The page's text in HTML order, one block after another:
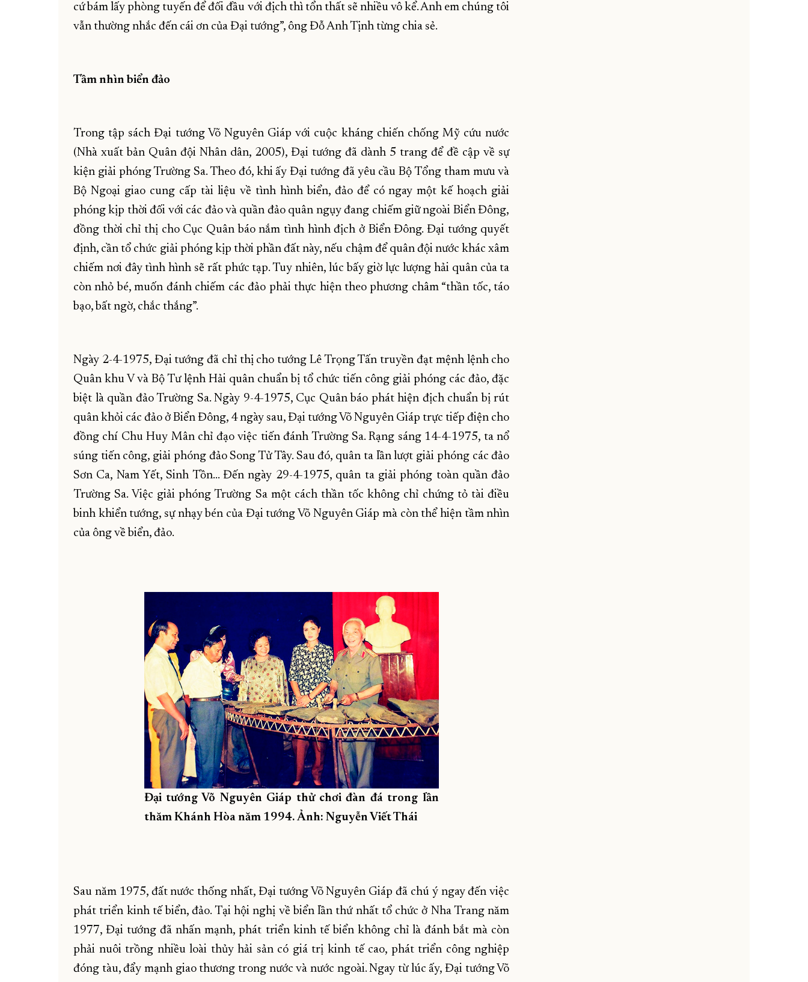
cứ bám lấy phòng tuyến để đối đầu với địch thì tổn thất sẽ nhiều vô kể. Anh em chúng tôi
vẫn thường nhắc đến cái ơn của Đại tướng”, ông Đỗ Anh Tịnh từng chia sẻ.
Tầm nhìn biển đảo
Trong tập sách Đại tướng Võ Nguyên Giáp với cuộc kháng chiến chống Mỹ cứu nước
(Nhà xuất bản Quân đội Nhân dân, 2005), Đại tướng đã dành 5 trang để đề cập về sự
kiện giải phóng Trường Sa. Theo đó, khi ấy Đại tướng đã yêu cầu Bộ Tổng tham mưu và
Bộ Ngoại giao cung cấp tài liệu về tình hình biển, đảo để có ngay một kế hoạch giải
phóng kịp thời đối với các đảo và quần đảo quân ngụy đang chiếm giữ ngoài Biển Đông,
đồng thời chỉ thị cho Cục Quân báo nắm tình hình địch ở Biển Đông. Đại tướng quyết
định, cần tổ chức giải phóng kịp thời phần đất này, nếu chậm để quân đội nước khác xâm
chiếm nơi đây tình hình sẽ rất phức tạp. Tuy nhiên, lúc bấy giờ lực lượng hải quân của ta
còn nhỏ bé, muốn đánh chiếm các đảo phải thực hiện theo phương châm “thần tốc, táo
bạo, bất ngờ, chắc thắng”.
Ngày 2-4-1975, Đại tướng đã chỉ thị cho tướng Lê Trọng Tấn truyền đạt mệnh lệnh cho
Quân khu V và Bộ Tư lệnh Hải quân chuẩn bị tổ chức tiến công giải phóng các đảo, đặc
biệt là quần đảo Trường Sa. Ngày 9-4-1975, Cục Quân báo phát hiện địch chuẩn bị rút
quân khỏi các đảo ở Biển Đông, 4 ngày sau, Đại tướng Võ Nguyên Giáp trực tiếp điện cho
đồng chí Chu Huy Mân chỉ đạo việc tiến đánh Trường Sa. Rạng sáng 14-4-1975, ta nổ
súng tiến công, giải phóng đảo Song Tử Tây. Sau đó, quân ta lần lượt giải phóng các đảo
Sơn Ca, Nam Yết, Sinh Tồn... Đến ngày 29-4-1975, quân ta giải phóng toàn quần đảo
Trường Sa. Việc giải phóng Trường Sa một cách thần tốc không chỉ chứng tỏ tài điều
binh khiển tướng, sự nhạy bén của Đại tướng Võ Nguyên Giáp mà còn thể hiện tầm nhìn
của ông về biển, đảo.
Đại tướng Võ Nguyên Giáp thử chơi đàn đá trong lần
thăm Khánh Hòa năm 1994. Ảnh: Nguyễn Viết Thái
Sau năm 1975, đất nước thống nhất, Đại tướng Võ Nguyên Giáp đã chú ý ngay đến việc
phát triển kinh tế biển, đảo. Tại hội nghị về biển lần thứ nhất tổ chức ở Nha Trang năm
1977, Đại tướng đã nhấn mạnh, phát triển kinh tế biển không chỉ là đánh bắt mà còn
phải nuôi trồng nhiều loài thủy hải sản có giá trị kinh tế cao, phát triển công nghiệp
đóng tàu, đẩy mạnh giao thương trong nước và nước ngoài. Ngay từ lúc ấy, Đại tướng Võ